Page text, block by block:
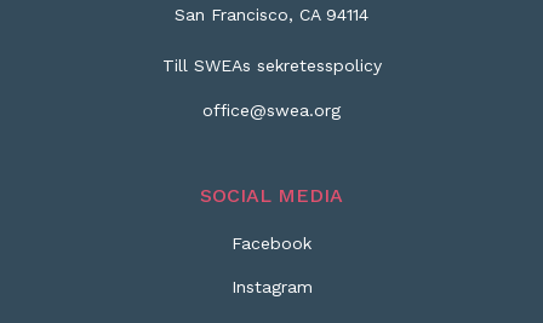
San Francisco, CA 94114
Till SWEAs sekretesspolicy
office@swea.org
SOCIAL MEDIA
Facebook
Instagram